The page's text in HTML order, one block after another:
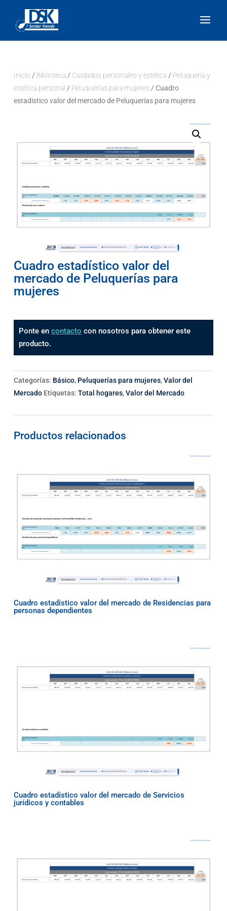
Inicio / Biblioteca/ Cuidados personales y estética/ Peluquería y
estética personal / Peluquerías para mujeres / Cuadro
estadístico valor del mercado de Peluquerías para mujeres
Cuadro estadístico valor del
mercado de Peluquerías para
mujeres
Ponte en contacto con nosotros para obtener este
producto.
Categorías: Básico, Peluquerías para mujeres,Valor del
Mercado Etiquetas: Total hogares,Valor del Mercado
Productos relacionados
Cuadro estadístico valor del mercado de Residencias para
personas dependientes
Cuadro estadístico valor del mercado de Servicios
jurídicos y contables